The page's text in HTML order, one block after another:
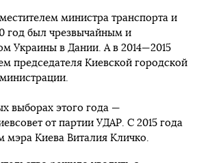
министра транспорта и
год был чрезвычайным и
Украины в Дании. А в 2014—2015
председателя Киевской городской
выборах этого года —
от партии УДАР. С 2015 года
мэра Киева Виталия Кличко.